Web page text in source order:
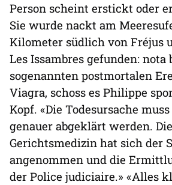
Person scheint erstickt oder
Sie wurde nackt am
Kilometer südlich von Fréjus
Les Issambres gefunden:
sogenannten postmortalen
Viagra, schoss es Philippe
Kopf. «Die Todesursache
genauer abgeklärt werden. Die
Gerichtsmedizin hat sich der
angenommen und die
der Police judiciaire.» «Alles